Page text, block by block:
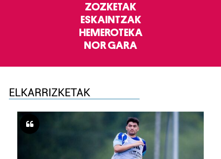
ZOZKETAK
ESKAINTZAK
HEMEROTEKA
NOR GARA
ELKARRIZKETAK